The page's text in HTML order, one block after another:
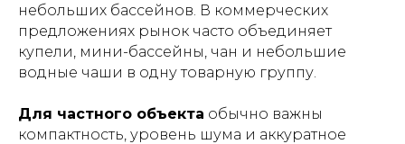
небольших бассейнов. В коммерческих
предложениях рынок часто объединяет
купели, мини-бассейны, чан и небольшие
водные чаши в одну товарную группу.
Для частного объекта обычно важны
компактность, уровень шума и аккуратное